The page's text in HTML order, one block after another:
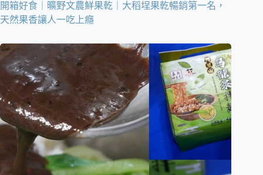
開箱好食｜曠野文農鮮果乾｜大稻埕果乾暢銷第一名，
天然果香讓人一吃上癮